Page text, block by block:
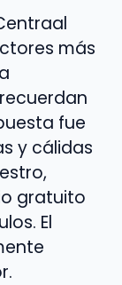
más
fue
y cálidas
gratuito
El